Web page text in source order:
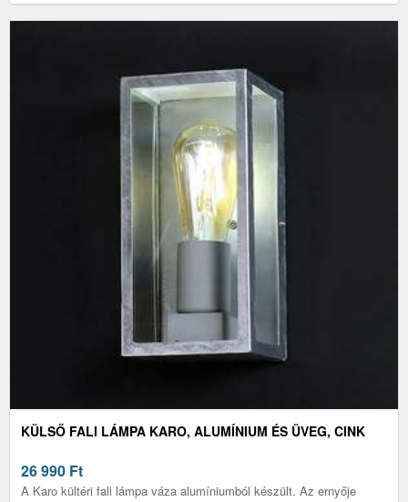
KÜLSŐ FALI LÁMPA KARO, ALUMÍNIUM ÉS ÜVEG, CINK
26 990 Ft
A Karo kültéri fali lámpa váza alumíniumból készült. Az ernyője